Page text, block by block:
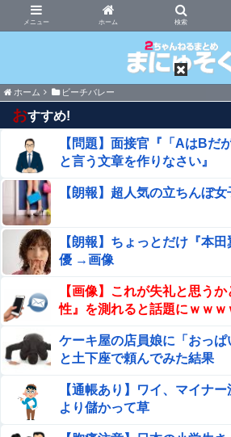
ホーム
まにゅそく 2chまとめニュー
ホーム ビーチバレー
おすすめ!
【問題】面接官『「AはBだ
と言う文章を作りなさい』
【朗報】超人気の立ちんぼ
【朗報】ちょっとだけ『本
優 →画像
【画像】これが失礼と思う
性』を測れると話題にｗｗｗ
ケーキ屋の店員娘に「おっぱ
と土下座で頼んでみた結果
【通帳あり】ワイ、マイナ
より儲かって草